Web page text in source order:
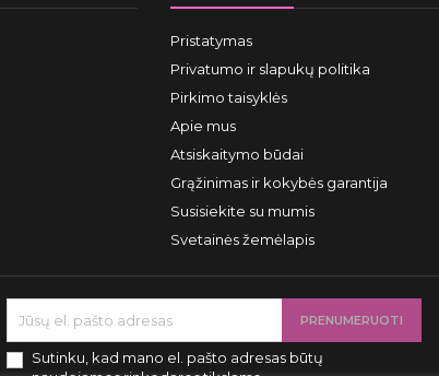
Pristatymas
Privatumo ir slapukų politika
Pirkimo taisyklės
Apie mus
Atsiskaitymo būdai
Grąžinimas ir kokybės garantija
Susisiekite su mumis
Svetainės žemėlapis
Sutinku, kad mano el. pašto adresas būtų